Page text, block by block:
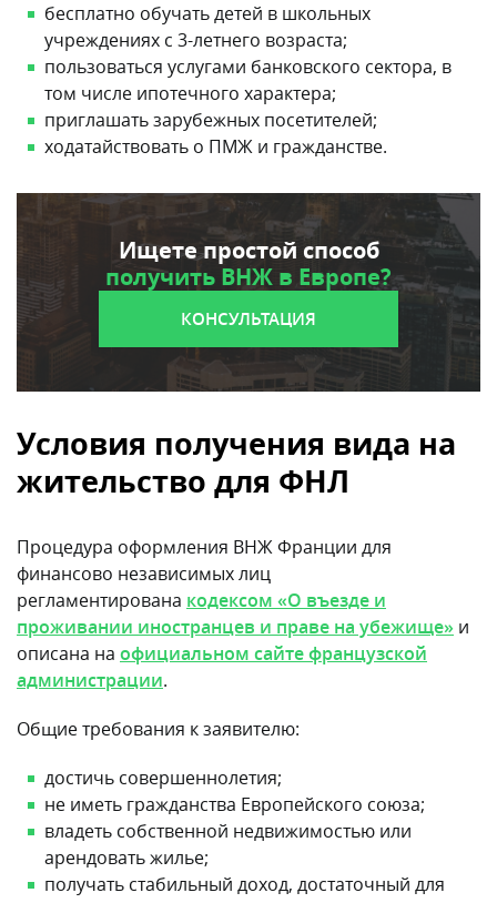
бесплатно обучать детей в школьных
учреждениях с 3-летнего возраста;
пользоваться услугами банковского сектора, в
том числе ипотечного характера;
приглашать зарубежных посетителей;
ходатайствовать о ПМЖ и гражданстве.
Ищете простой способ
получить ВНЖ в Европе?
КОНСУЛЬТАЦИЯ
Условия получения вида на
жительство для ФНЛ
Процедура оформления ВНЖ Франции для
финансово независимых лиц
регламентирована кодексом «О въезде и
проживании иностранцев и праве на убежище» и
описана на официальном сайте французской
администрации.
Общие требования к заявителю:
достичь совершеннолетия;
не иметь гражданства Европейского союза;
владеть собственной недвижимостью или
арендовать жилье;
получать стабильный доход, достаточный для